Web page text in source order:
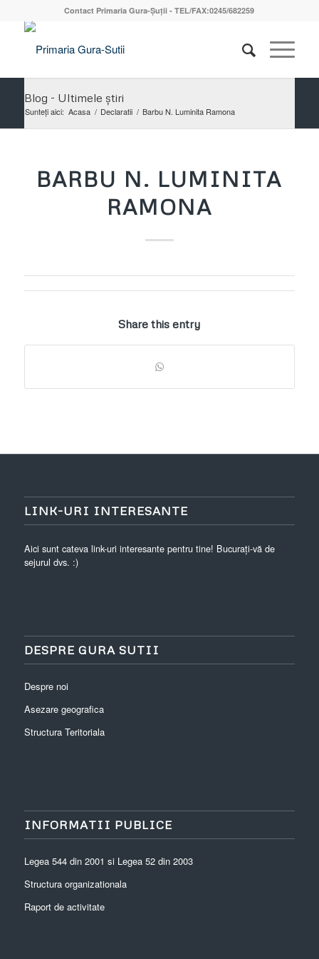
Contact Primaria Gura-Șuții - TEL/FAX:0245/682259
Blog - Ultimele știri
Sunteți aici: Acasa / Declaratii / Barbu N. Luminita Ramona
BARBU N. LUMINITA
RAMONA
Share this entry
LINK-URI INTERESANTE
Aici sunt cateva link-uri interesante pentru tine! Bucurați-vă de
sejurul dvs. :)
DESPRE GURA SUTII
Despre noi
Asezare geografica
Structura Teritoriala
INFORMATII PUBLICE
Legea 544 din 2001 si Legea 52 din 2003
Structura organizationala
Raport de activitate